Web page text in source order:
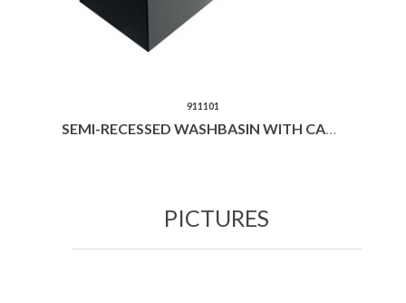
911101
SEMI-RECESSED WASHBASIN WITH CABINET
PICTURES